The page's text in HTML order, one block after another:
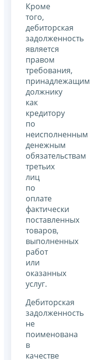
Кроме
того,
дебиторская
задолженность
является
правом
требования,
принадлежащим
должнику
как
кредитору
по
неисполненным
денежным
обязательствам
третьих
лиц
по
оплате
фактически
поставленных
товаров,
выполненных
работ
или
оказанных
услуг.
Дебиторская
задолженность
не
поименована
в
качестве